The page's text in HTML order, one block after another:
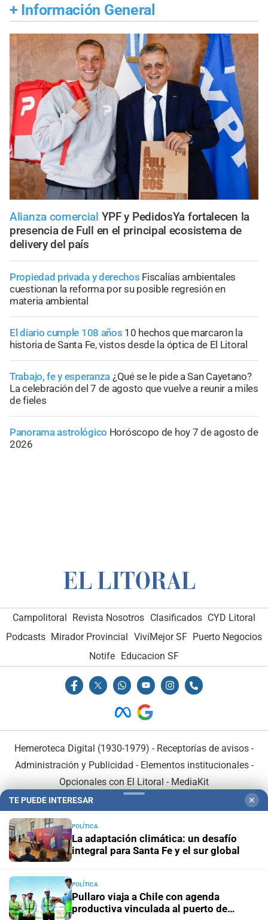
+ Información General
Alianza comercial YPF y PedidosYa fortalecen la
presencia de Full en el principal ecosistema de
delivery del país
Propiedad privada y derechos Fiscalías ambientales
cuestionan la reforma por su posible regresión en
materia ambiental
El diario cumple 108 años 10 hechos que marcaron la
historia de Santa Fe, vistos desde la óptica de El Litoral
Trabajo, fe y esperanza ¿Qué se le pide a San Cayetano?
La celebración del 7 de agosto que vuelve a reunir a miles
de fieles
Panorama astrológico Horóscopo de hoy 7 de agosto de
2026
Campolitoral Revista Nosotros Clasificados CYD Litoral
Podcasts Mirador Provincial VivíMejor SF Puerto Negocios
Notife
Educacion SF
Hemeroteca Digital (1930-1979) - Receptorías de avisos -
Administración y Publicidad - Elementos institucionales-
Opcionales con El Litoral - MediaKit
En Asociación con:
TE PUEDE INTERESAR ✕
POLÍTICA
La adaptación climática: un desafío
integral para Santa Fe y el sur global
POLÍTICA
Pullaro viaja a Chile con agenda
productiva vinculada al puerto de